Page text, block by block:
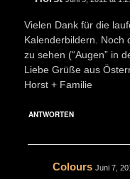
Vielen Dank für die
Kalenderbildern. Noch
zu sehen (“Augen” in
Liebe Grüße aus
Horst + Familie
ANTWORTEN
Colours Juni 7,